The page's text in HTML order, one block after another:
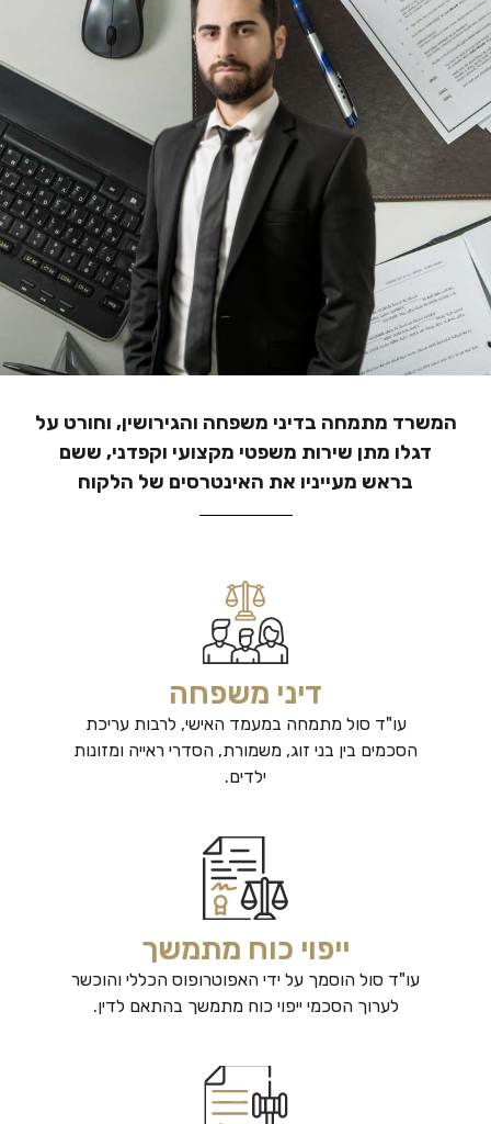
format_underlined הוסף קו תחתון לקישורים
font_download סמן קישורים
לאפס
את
כל
האפשרויות
cached
הצהרת נגישות
המשרד מתמחה בדיני משפחה והגירושין, וחורט על
דגלו מתן שירות משפטי מקצועי וקפדני, ששם
בראש מעייניו את האינטרסים של הלקוח
דיני משפחה
עו"ד סול מתמחה במעמד האישי, לרבות עריכת
הסכמים בין בני זוג, משמורת, הסדרי ראייה ומזונות
ילדים.
ייפוי כוח מתמשך
עו"ד סול הוסמך על ידי האפוטרופוס הכללי והוכשר
לערוך הסכמי ייפוי כוח מתמשך בהתאם לדין.